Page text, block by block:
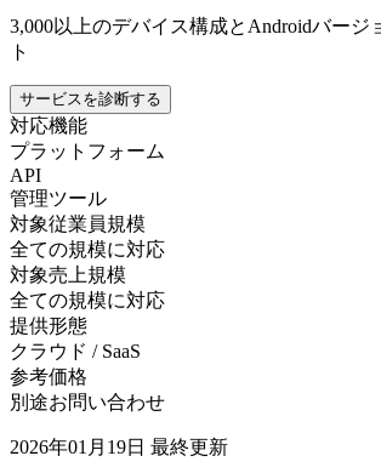
3,000以上のデバイス構成とAndroidバージ
ト
サービスを診断する
対応機能
プラットフォーム
API
管理ツール
対象従業員規模
全ての規模に対応
対象売上規模
全ての規模に対応
提供形態
クラウド / SaaS
参考価格
別途お問い合わせ
2026年01月19日 最終更新